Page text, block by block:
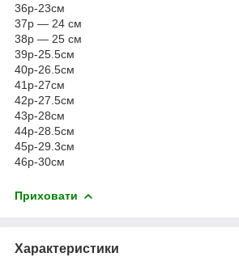
36р-23см
37р — 24 см
38р — 25 см
39р-25.5см
40р-26.5см
41р-27см
42р-27.5см
43р-28см
44р-28.5см
45р-29.3см
46р-30см
Приховати
Характеристики